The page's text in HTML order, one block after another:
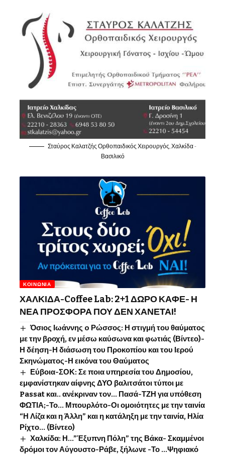
Σταύρος Καλατζής Ορθοπαιδικός Χειρουργός, Χαλκίδα -
Βασιλικό
ΚΟΙΝΩΝΊΑ
ΧΑΛΚΙΔΑ-Coffee Lab: 2+1 ΔΩΡΟ ΚΑΦΕ- Η
ΝΕΑ ΠΡΟΣΦΟΡΑ ΠΟΥ ΔΕΝ ΧΑΝΕΤΑΙ!
Όσιος Ιωάννης o Ρώσσος: Η στιγμή του θαύματος
με την βροχή, εν μέσω καύσωνα και φωτιάς (Βίντεο)-
Η δέηση-Η διάσωση του Προκοπίου και του Ιερού
Σκηνώματος-Η εικόνα του Θαύματος
Εύβοια-ΣΟΚ: Σε ποια υπηρεσία του Δημοσίου,
εμφανίστηκαν αίφνης ΔΥΟ βαλιτσάτοι τύποι με
Passat και.. ανέκριναν τον… Πασά-ΤΖΗ για υπόθεση
ΦΩΤΙΑ;-Το… Μπουρλότο-Οι ομοιότητες με την ταινία
“Η Λίζα και η Άλλη” και η κατάληξη με την ταινία, Ηλία
Ρίχτο… (Βίντεο)
Χαλκίδα: Η…”Έξυπνη Πόλη” της Βάκα- Σκαμμένοι
δρόμοι τον Αύγουστο-Ράβε, ξήλωνε -Το …Ψηφιακό